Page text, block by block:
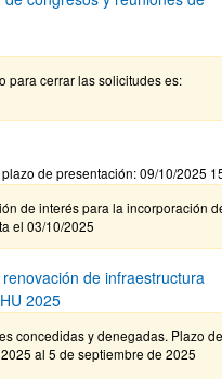
para cerrar las solicitudes es:
de presentación: 09/10/2025
de interés para la incorporación
el 03/10/2025
de infraestructura
2025
concedidas y denegadas. Plazo de
al 5 de septiembre de 2025